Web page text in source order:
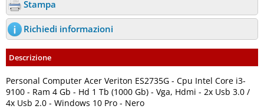
Stampa
Richiedi informazioni
Descrizione
Personal Computer Acer Veriton ES2735G - Cpu Intel Core i3-
9100 - Ram 4 Gb - Hd 1 Tb (1000 Gb) - Vga, Hdmi - 2x Usb 3.0 /
4x Usb 2.0 - Windows 10 Pro - Nero